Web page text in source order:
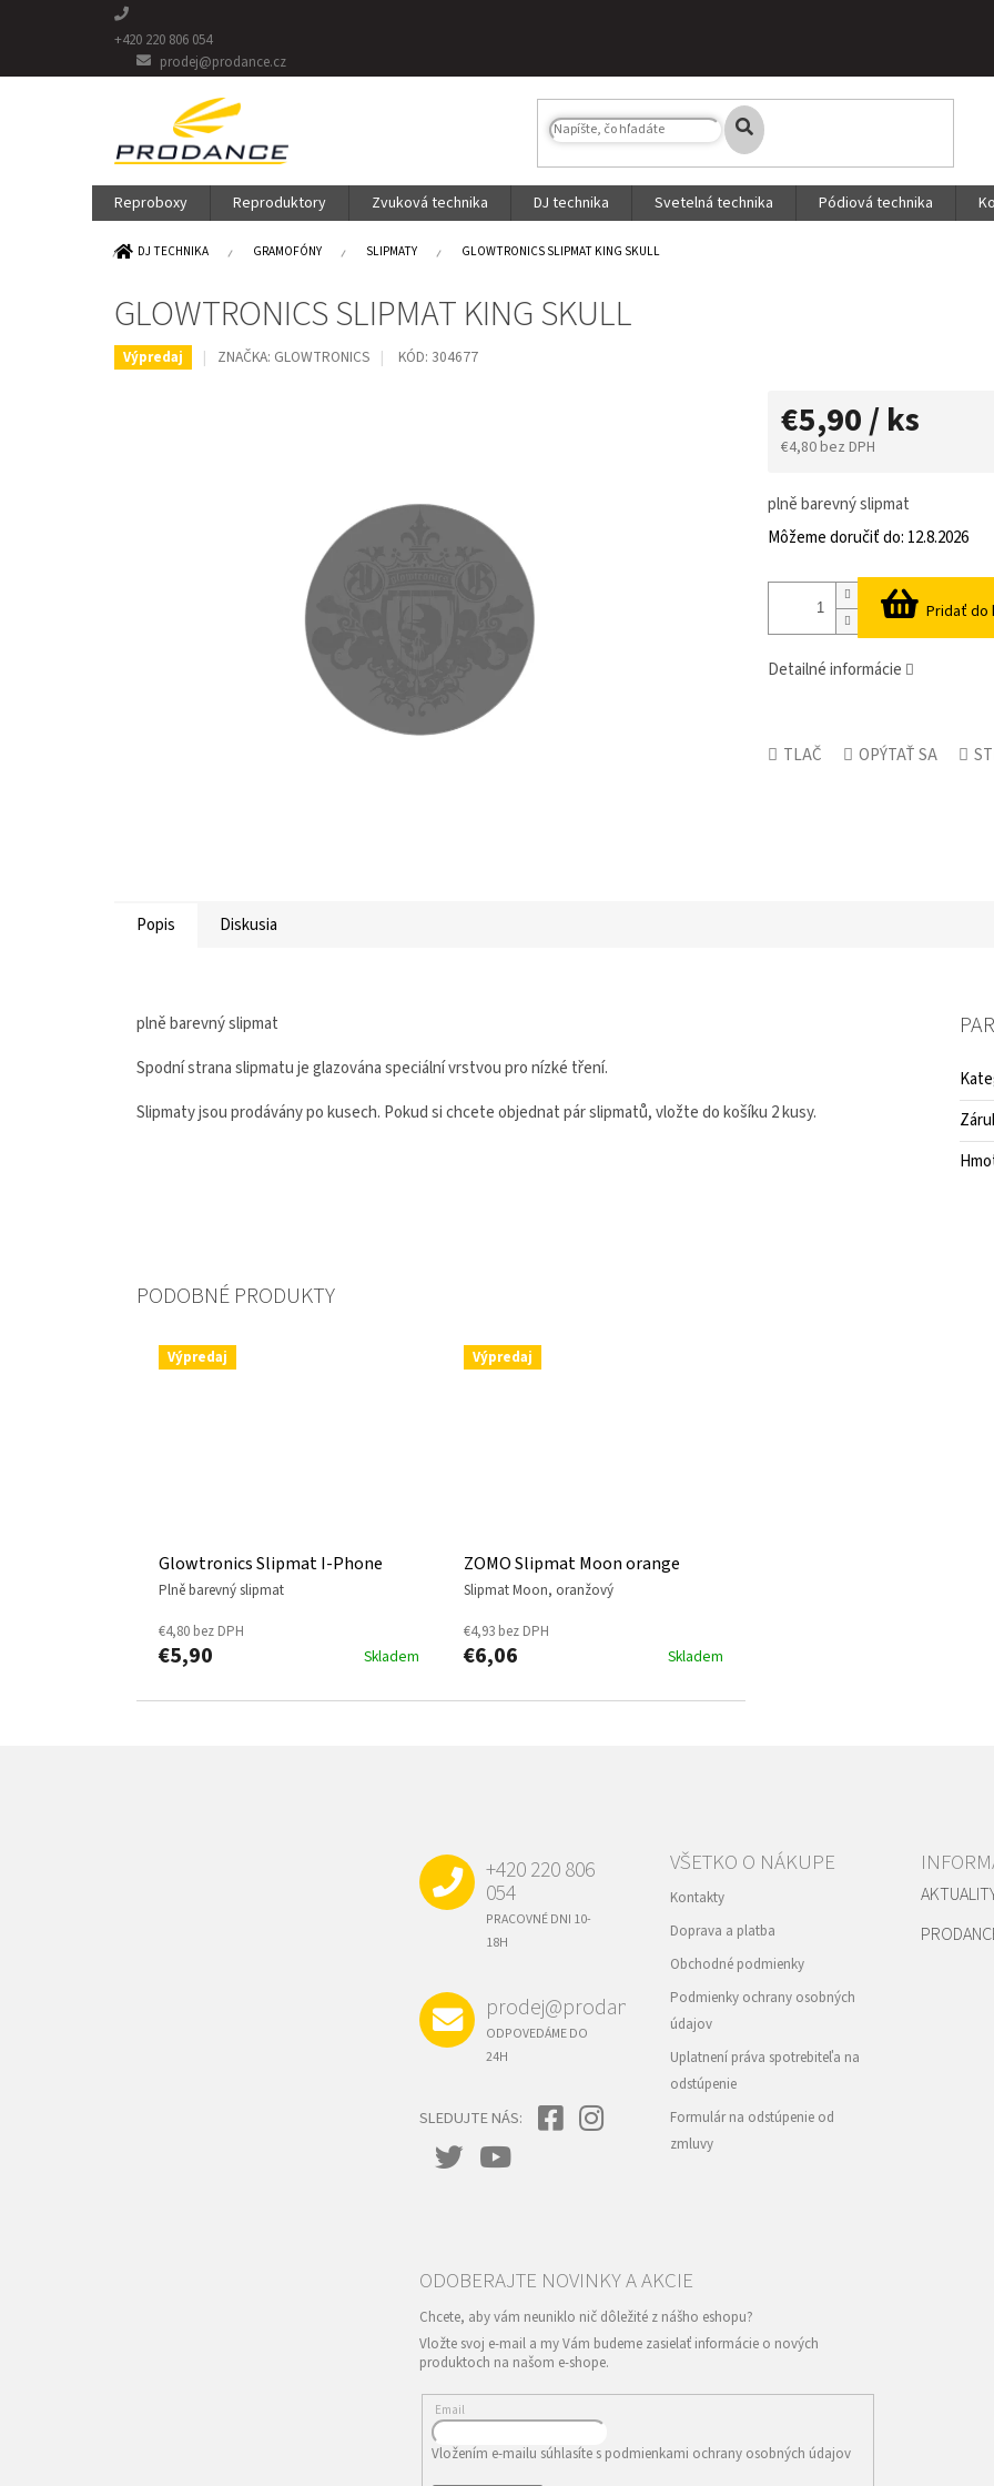
+420 220 806 054
prodej@prodance.cz
Reproboxy Reproduktory Zvuková technika DJ technika Svetelná technika Pódiová technika
DOMOV DJ TECHNIKA GRAMOFÓNY SLIPMATY GLOWTRONICS SLIPMAT KING SKULL
GLOWTRONICS SLIPMAT KING SKULL
Výpredaj ZNAČKA: GLOWTRONICS KÓD: 304677
€5,90 / ks
€4,80 bez DPH
cena:
Môžeme doručiť do: 12.8.2026
Pridať do
plně barevný slipmat
Detailné informácie
TLAČ OPÝTAŤ SA
Popis Diskusia
plně barevný slipmat
Spodní strana slipmatu je glazována speciální vrstvou pro nízké tření.
Slipmaty jsou prodávány po kusech. Pokud si chcete objednat pár slipmatů, vložte do košíku 2 kusy.
Výpredaj
Glowtronics Slipmat I-Phone
plně barevný slipmat
Skladem
€4,80 bez DPH
€5,90
Výpredaj
ZOMO Slipmat Moon orange
slipmat Moon, oranžový
Skladem
€4,93 bez DPH
€6,06
+420 220 806
054
PRACOVNÉ DNI 10-
18H
prodej@prodance.cz
ODPOVEDÁME DO
24H
SLEDUJTE NÁS:
VŠETKO O NÁKUPE
Kontakty
Doprava a platba
Obchodné podmienky
Podmienky ochrany osobných
údajov
Uplatnení práva spotrebiteľa na
odstúpenie
Formulár na odstúpenie od
zmluvy
Vložte svoj e-mail a my Vám budeme zasielať informácie o nových
produktoch na našom e-shope.
Email
Vložením e-mailu súhlasíte s podmienkami ochrany osobných údajov